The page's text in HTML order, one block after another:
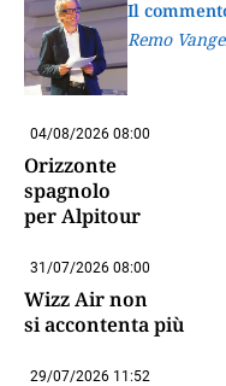
Il
Remo
04/08/2026 08:00
Orizzonte
spagnolo
per Alpitour
31/07/2026 08:00
Wizz Air non
si accontenta più
29/07/2026 11:52